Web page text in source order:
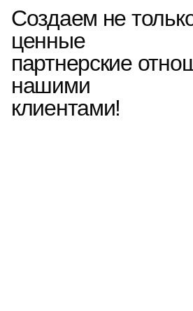
Создаем не
ценные
партнерские
нашими
клиентами!